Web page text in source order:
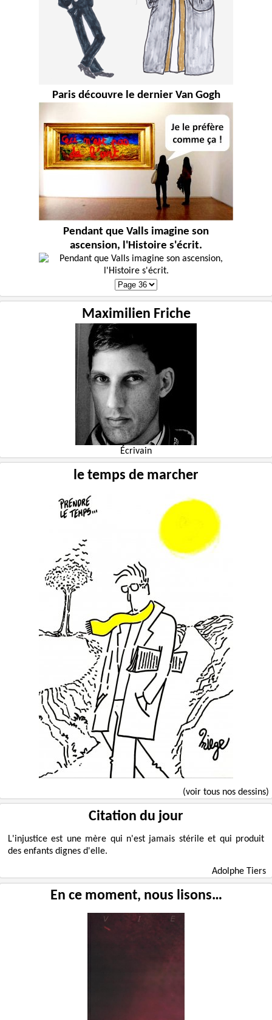
Paris découvre le dernier Van Gogh
Pendant que Valls imagine son
ascension, l'Histoire s'écrit.
Maximilien Friche
Écrivain
le temps de marcher
(voir tous nos dessins)
Citation du jour
L'injustice est une mère qui n'est jamais stérile et qui produit
des enfants dignes d'elle.
Adolphe Tiers
En ce moment, nous lisons…